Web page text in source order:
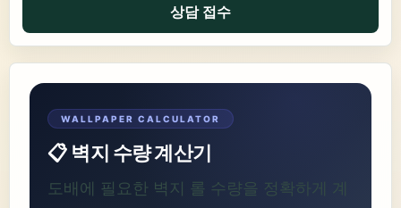
상담 접수
WALLPAPER CALCULATOR
📋 벽지 수량 계산기
도배에 필요한 벽지 롤 수량을 정확하게 계